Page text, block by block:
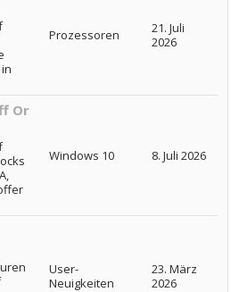
Prozessoren
21. Juli
2026
Or
Windows 10 8. Juli 2026
User-
Neuigkeiten
23. März
2026